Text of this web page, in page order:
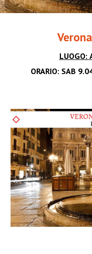
Verona
LUOGO:
ORARIO: SAB 9